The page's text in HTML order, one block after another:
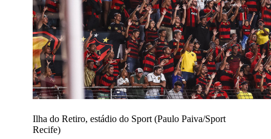
Ilha do Retiro, estádio do Sport (Paulo Paiva/Sport
Recife)